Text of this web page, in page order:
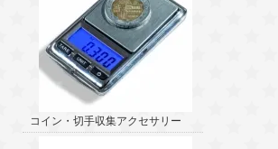
コイン・切手収集アクセサリー